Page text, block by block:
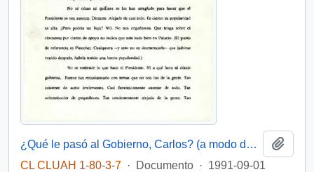
¿Qué le pasó al Gobierno, Carlos? (a modo de catarsis funcionaria)
CL CLUAH 1-80-3-7 · Documento · 1991-09-01